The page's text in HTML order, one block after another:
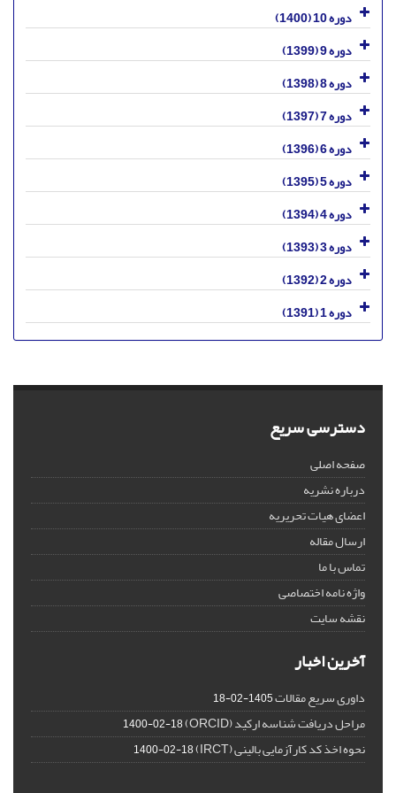
دوره 10 (1400)
دوره 9 (1399)
دوره 8 (1398)
دوره 7 (1397)
دوره 6 (1396)
دوره 5 (1395)
دوره 4 (1394)
دوره 3 (1393)
دوره 2 (1392)
دوره 1 (1391)
دسترسی سریع
صفحه اصلی
درباره نشریه
اعضای هیات تحریریه
ارسال مقاله
تماس با ما
واژه نامه اختصاصی
نقشه سایت
آخرین اخبار
داوری سریع مقالات1405-02-18
مراحل دریافت شناسه ارکید (ORCID) 1400-02-18
نحوه اخذ کد کارآزمایی بالینی (IRCT) 1400-02-18